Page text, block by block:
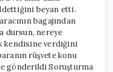
beyan etti.
bagajından
dursun, nereye
kendisine verdiğini
rüşvete konu
gönderildi Soruşturma